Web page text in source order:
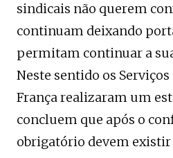
sindicais não querem
continuam deixando
permitam continuar a
Neste sentido os
França realizaram um
concluem que após o
obrigatório devem